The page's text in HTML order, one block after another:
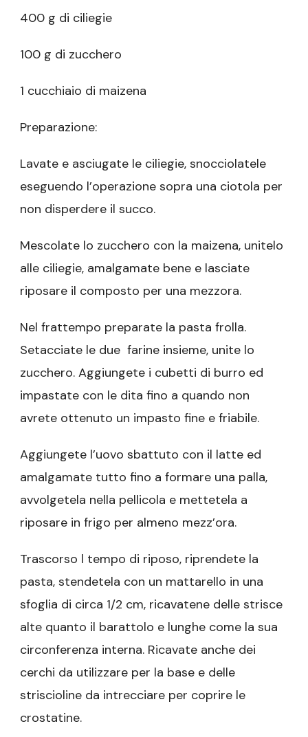
400 g di ciliegie
100 g di zucchero
1 cucchiaio di maizena
Preparazione:
Lavate e asciugate le ciliegie, snocciolatele
eseguendo l’operazione sopra una ciotola per
non disperdere il succo.
Mescolate lo zucchero con la maizena, unitelo
alle ciliegie, amalgamate bene e lasciate
riposare il composto per una mezzora.
Nel frattempo preparate la pasta frolla.
Setacciate le due farine insieme, unite lo
zucchero. Aggiungete i cubetti di burro ed
impastate con le dita fino a quando non
avrete ottenuto un impasto fine e friabile.
Aggiungete l’uovo sbattuto con il latte ed
amalgamate tutto fino a formare una palla,
avvolgetela nella pellicola e mettetela a
riposare in frigo per almeno mezz’ora.
Trascorso l tempo di riposo, riprendete la
pasta, stendetela con un mattarello in una
sfoglia di circa 1/2 cm, ricavatene delle strisce
alte quanto il barattolo e lunghe come la sua
circonferenza interna. Ricavate anche dei
cerchi da utilizzare per la base e delle
striscioline da intrecciare per coprire le
crostatine.